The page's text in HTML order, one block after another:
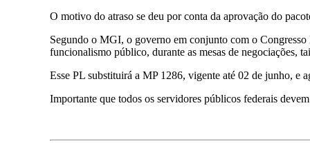
O motivo do atraso se deu por conta da aprovação do
Segundo o MGI, o governo em conjunto com o
funcionalismo público, durante as mesas de negociações,
Esse PL substituirá a MP 1286, vigente até 02 de junho, e
Importante que todos os servidores públicos federais